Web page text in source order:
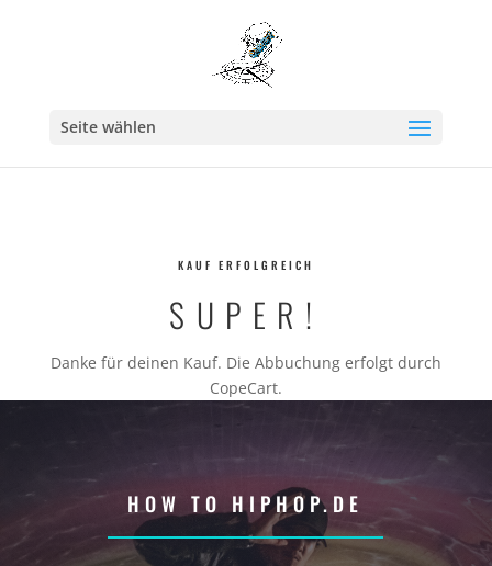
Seite wählen
KAUF ERFOLGREICH
SUPER!
Danke für deinen Kauf. Die Abbuchung erfolgt durch
CopeCart.
HOW TO HIPHOP.DE